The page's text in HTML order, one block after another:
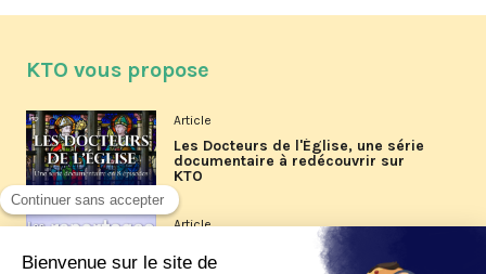
KTO vous propose
Article
Les Docteurs de l'Église, une série
documentaire à redécouvrir sur
KTO
Article
Les reportages d'été 2026 de KTO